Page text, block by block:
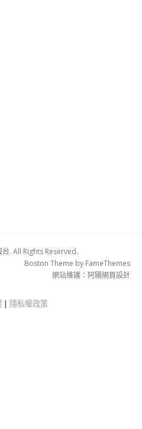
. All Rights Reserved.
Boston Theme by FameThemes
網站維護： 阿腸網頁設計
| 隱私權政策